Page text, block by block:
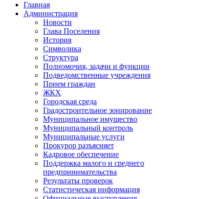
Главная
Администрация
Новости
Глава Поселения
История
Символика
Структура
Полномочия, задачи и функции
Подведомственные учреждения
Прием граждан
ЖКХ
Городская среда
Градостроительное зонирование
Муниципальное имущество
Муниципальный контроль
Муниципальные услуги
Прокурор разъясняет
Кадровое обеспечение
Поддержка малого и среднего
предпринимательства
Результаты проверок
Статистическая информация